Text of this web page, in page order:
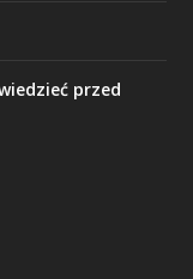
przed